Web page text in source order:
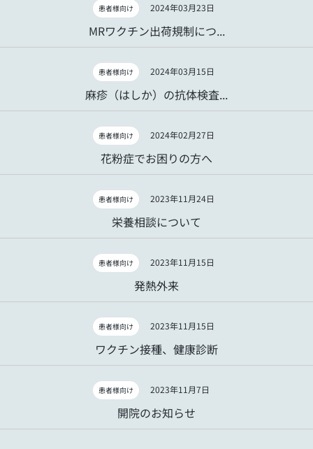
2024年03月23日
患者様向け
MRワクチン出荷規制につ...
2024年03月15日
患者様向け
麻疹（はしか）の抗体検査...
2024年02月27日
患者様向け
花粉症でお困りの方へ
2023年11月24日
患者様向け
栄養相談について
2023年11月15日
患者様向け
発熱外来
2023年11月15日
患者様向け
ワクチン接種、健康診断
2023年11月7日
患者様向け
開院のお知らせ